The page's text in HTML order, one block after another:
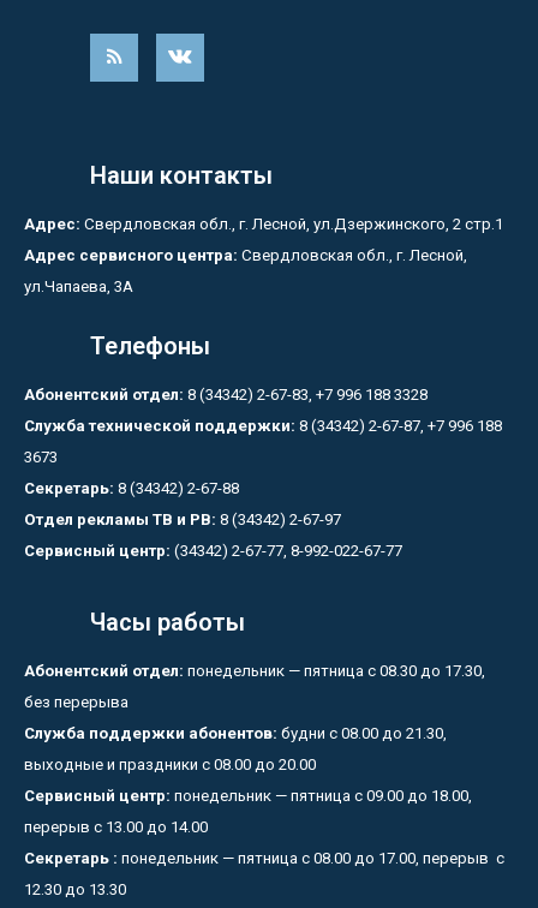
Наши контакты
Адрес: Свердловская обл., г. Лесной, ул.Дзержинского, 2 стр.1
Адрес сервисного центра: Свердловская обл., г. Лесной,
ул.Чапаева, 3А
Телефоны
Абонентский отдел: 8 (34342) 2-67-83, +7 996 188 3328
Служба технической поддержки: 8 (34342) 2-67-87, +7 996 188
3673
Секретарь: 8 (34342) 2-67-88
Отдел рекламы ТВ и РВ: 8 (34342) 2-67-97
Сервисный центр: (34342) 2-67-77, 8-992-022-67-77
Часы работы
Абонентский отдел: понедельник — пятница с 08.30 до 17.30,
без перерыва
Служба поддержки абонентов: будни с 08.00 до 21.30,
выходные и праздники с 08.00 до 20.00
Сервисный центр: понедельник — пятница с 09.00 до 18.00,
перерыв с 13.00 до 14.00
Секретарь : понедельник — пятница с 08.00 до 17.00, перерыв с
12.30 до 13.30